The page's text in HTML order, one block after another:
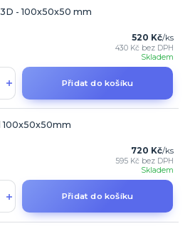
- 100x50x50 mm
520 Kč/ks
430 Kč bez DPH
Skladem
Přidat do košíku
100x50x50mm
720 Kč/ks
595 Kč bez DPH
Skladem
Přidat do košíku